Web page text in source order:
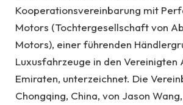
Kooperationsvereinbarung mit
Motors (Tochtergesellschaft von
Motors), einer führenden
Luxusfahrzeuge in den Vereinigten
Emiraten, unterzeichnet. Die
Chongqing, China, von Jason